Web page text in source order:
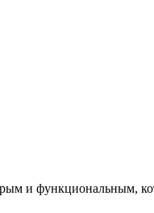
и функциональным,